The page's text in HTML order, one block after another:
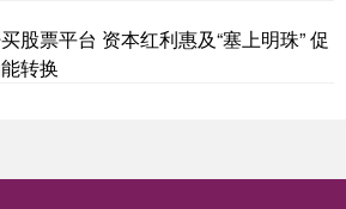
股票平台 资本红利惠及“塞上明珠” 促
转换